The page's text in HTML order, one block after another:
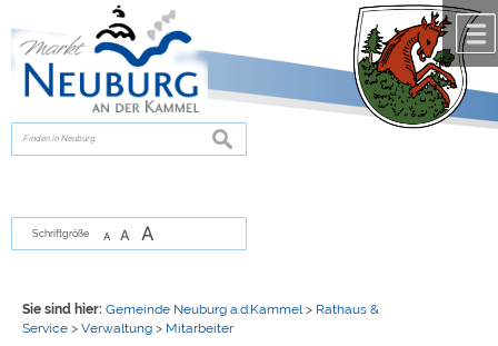
zur Navigationoder
springen.
suchen
Schriftgröße A A A
Sie sind hier: Gemeinde Neuburg a.d.Kammel > Rathaus &
Service> Verwaltung> Mitarbeiter